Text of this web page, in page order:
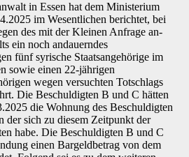
in Essen hat dem Ministerium
im Wesentlichen berichtet, bei
des mit der Kleinen Anfrage an­
ein noch andauerndes
fünf syrische Staatsangehörige im
sowie einen 22-jährigen
wegen versuchten Totschlags
Die Beschuldigten B und C hätten
die Wohnung des Beschuldigten
der sich zu diesem Zeitpunkt der
habe. Die Be­schuldigten B und C
einen Bargeldbetrag von dem